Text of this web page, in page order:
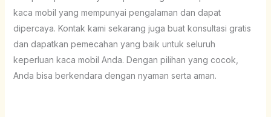
kaca mobil yang mempunyai pengalaman dan dapat
dipercaya. Kontak kami sekarang juga buat konsultasi gratis
dan dapatkan pemecahan yang baik untuk seluruh
keperluan kaca mobil Anda. Dengan pilihan yang cocok,
Anda bisa berkendara dengan nyaman serta aman.